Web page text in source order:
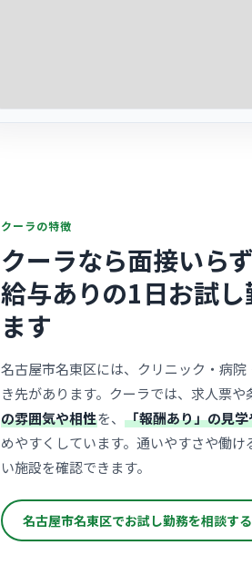
クーラの特徴
クーラなら面接いら
給与ありの1日お試
ます
名古屋市名東区には、クリニック・病
き先があります。クーラでは、求人票
の雰囲気や相性を、 「報酬あり」の見
めやすくしています。通いやすさや働
い施設を確認できます。
名古屋市名東区でお試し勤務を相談する